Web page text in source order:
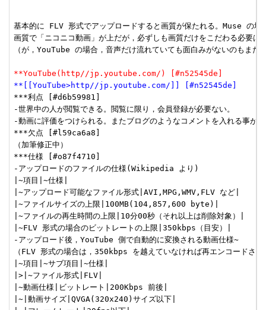
基本的に FLV 形式でアップロードすると画質が保たれる。Muse の場
画質で「ニコニコ動画」が上だが，必ずしも画質だけをこだわる必要は
（が，YouTube の場合，音声だけ流れていても面白みがないのもま
**YouTube(http//jp.youtube.com/) [#n52545de]
**[[YouTube>http//jp.youtube.com/]] [#n52545de]
***利点 [#d6b59981]
-世界中の人が閲覧できる。閲覧に限り，会員登録が必要ない。
-動画に評価をつけられる。またブログのようなコメントを入れる事が
***欠点 [#l59ca6a8]
（加筆修正中）
***仕様 [#o87f4710]
-アップロードのファイルの仕様(Wikipedia より)
|~項目|~仕様|
|~アップロード可能なファイル形式|AVI,MPG,WMV,FLV など|
|~ファイルサイズの上限|100MB(104,857,600 byte)|
|~ファイルの再生時間の上限|10分00秒（それ以上は削除対象）|
|~FLV 形式の場合のビットレートの上限|350kbps（目安）|
-アップロード後，YouTube 側で自動的に変換される動画仕様~
（FLV 形式の場合は，350kbps を越えていなければ再エンコード
|~項目|~サブ項目|~仕様|
|>|~ファイル形式|FLV|
|~動画仕様|ビットレート|200Kbps 前後|
|~|動画サイズ|QVGA(320x240)サイズ以下|